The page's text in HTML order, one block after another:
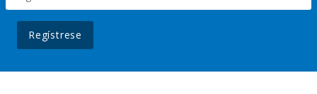
Regístrese